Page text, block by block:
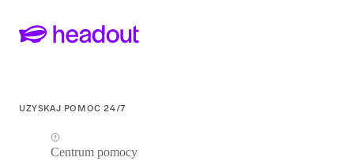
UZYSKAJ POMOC 24/7
Centrum pomocy